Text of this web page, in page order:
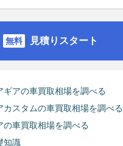
見積りスタート
ギアの車買取相場を調べる
カスタムの車買取相場を調べる
の車買取相場を調べる
知識